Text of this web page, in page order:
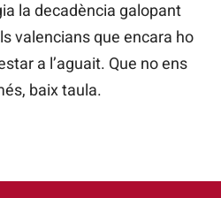
la decadència galopant
valencians que encara ho
a l’aguait. Que no ens
baix taula.